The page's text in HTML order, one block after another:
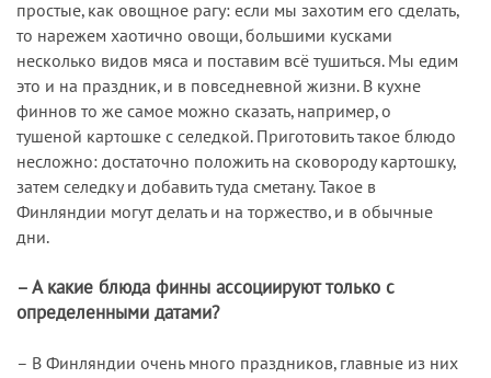
простые, как овощное рагу: если мы захотим его сделать,
то нарежем хаотично овощи, большими кусками
несколько видов мяса и поставим всё тушиться. Мы едим
это и на праздник, и в повседневной жизни. В кухне
финнов то же самое можно сказать, например, о
тушеной картошке с селедкой. Приготовить такое блюдо
несложно: достаточно положить на сковороду картошку,
затем селедку и добавить туда сметану. Такое в
Финляндии могут делать и на торжество, и в обычные
дни.
– А какие блюда финны ассоциируют только с
определенными датами?
– В Финляндии очень много праздников, главные из них